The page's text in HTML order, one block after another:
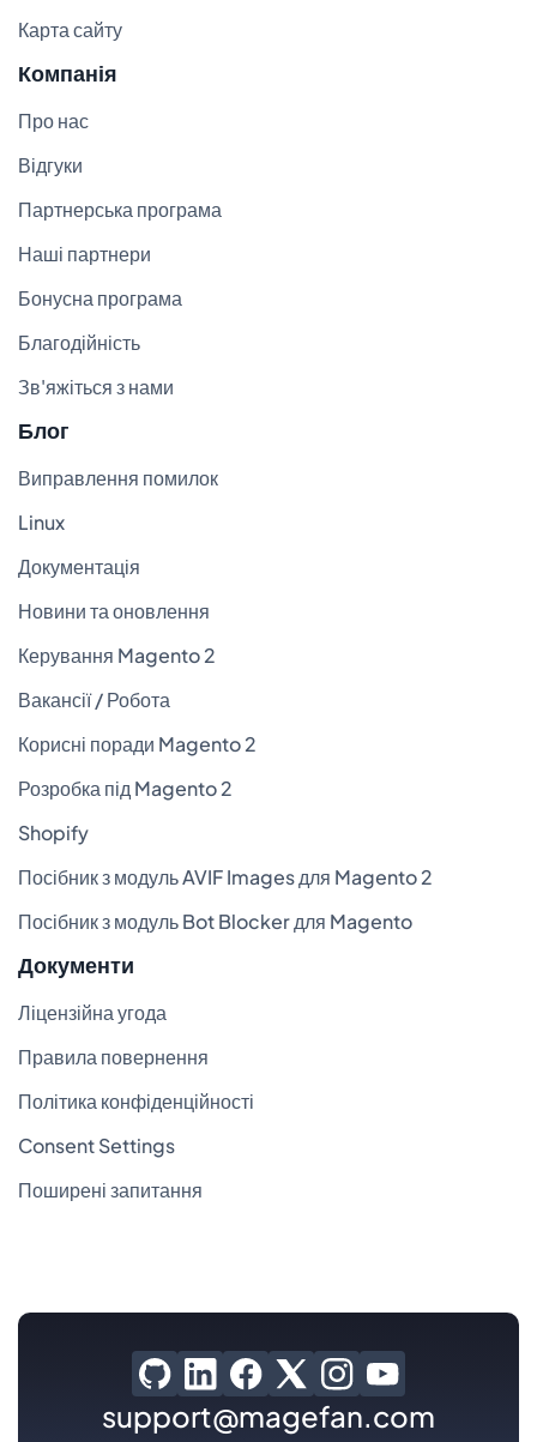
Карта сайту
Компанія
Про нас
Відгуки
Партнерська програма
Наші партнери
Бонусна програма
Благодійність
Зв'яжіться з нами
Блог
Виправлення помилок
Linux
Документація
Новини та оновлення
Керування Magento 2
Вакансії / Робота
Корисні поради Magento 2
Розробка під Magento 2
Shopify
Посібник з модуль AVIF Images для Magento 2
Посібник з модуль Bot Blocker для Magento
Документи
Ліцензійна угода
Правила повернення
Політика конфіденційності
Consent Settings
Поширені запитання
support@magefan.com